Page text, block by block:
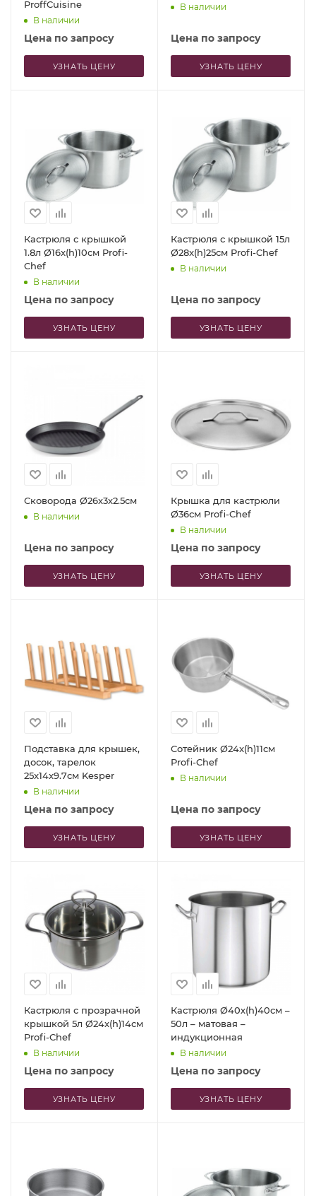
ProffCuisine
В наличии
Цена по запросу
УЗНАТЬ ЦЕНУ
В наличии
Цена по запросу
УЗНАТЬ ЦЕНУ
Кастрюля с крышкой
1.8л Ø16x(h)10см Profi-
Chef
В наличии
Цена по запросу
УЗНАТЬ ЦЕНУ
Кастрюля с крышкой 15л
Ø28x(h)25см Profi-Chef
В наличии
Цена по запросу
УЗНАТЬ ЦЕНУ
Сковорода Ø26х3х2.5см
В наличии
Цена по запросу
УЗНАТЬ ЦЕНУ
Крышка для кастрюли
Ø36см Profi-Chef
В наличии
Цена по запросу
УЗНАТЬ ЦЕНУ
Подставка для крышек,
досок, тарелок
25x14x9.7см Kesper
В наличии
Цена по запросу
УЗНАТЬ ЦЕНУ
Сотейник Ø24x(h)11см
Profi-Chef
В наличии
Цена по запросу
УЗНАТЬ ЦЕНУ
Кастрюля с прозрачной
крышкой 5л Ø24x(h)14см
Profi-Chef
В наличии
Цена по запросу
УЗНАТЬ ЦЕНУ
Кастрюля Ø40х(h)40см –
50л – матовая –
индукционная
В наличии
Цена по запросу
УЗНАТЬ ЦЕНУ